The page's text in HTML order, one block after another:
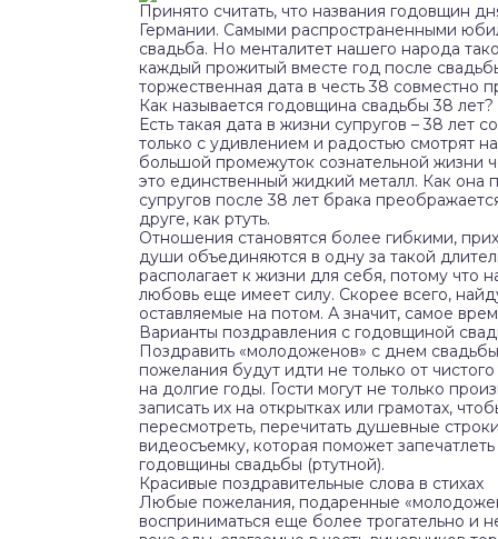
Принято считать, что названия годовщин
Германии. Самыми распространенными
свадьба. Но менталитет нашего народа
каждый прожитый вместе год после
торжественная дата в честь 38 совместно
Как называется годовщина свадьбы 38 лет?
Есть такая дата в жизни супругов – 38 лет
только с удивлением и радостью смотрят
большой промежуток сознательной жизни
это единственный жидкий металл. Как она
супругов после 38 лет брака
друге, как ртуть.
Отношения становятся более гибкими,
души объединяются в одну за такой
располагает к жизни для себя, потому что
любовь еще имеет силу. Скорее всего,
оставляемые на потом. А значит, самое
Варианты поздравления с годовщиной
Поздравить «молодоженов» с днем
пожелания будут идти не только от
на долгие годы. Гости могут не только
записать их на открытках или грамотах,
пересмотреть, перечитать душевные
видеосъемку, которая поможет
годовщины свадьбы (ртутной).
Красивые поздравительные слова в стихах
Любые пожелания, подаренные
восприниматься еще более трогательно и